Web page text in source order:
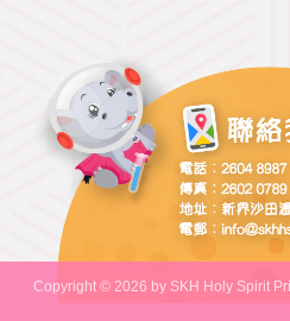
Copyright © 2026 by SKH Holy Spirit